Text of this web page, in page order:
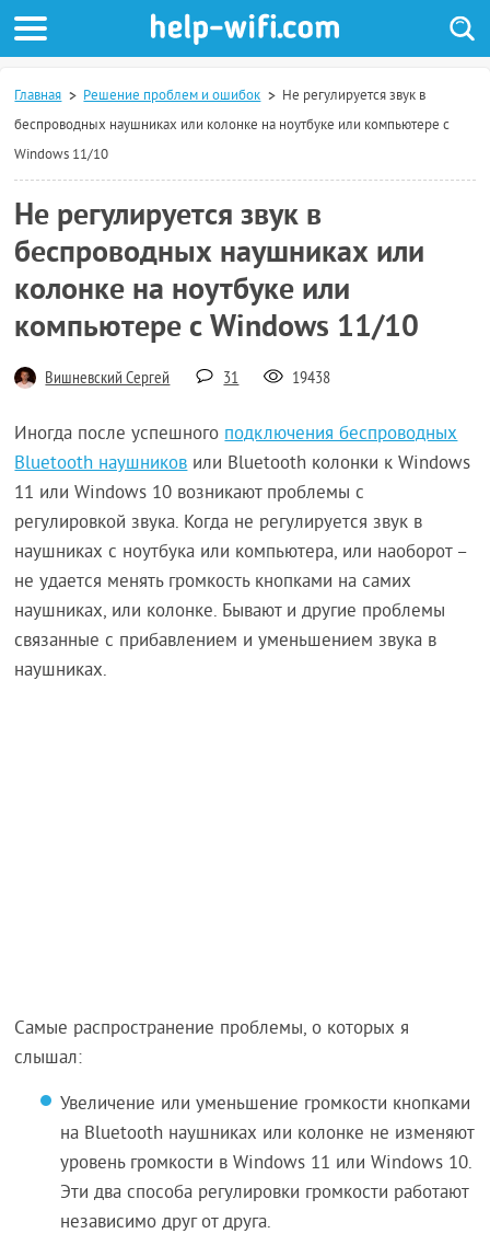
Главная Решение проблем и ошибок
Не регулируется звук в
беспроводных наушниках или колонке на ноутбуке или компьютере с
Windows 11/10
Не регулируется звук в
беспроводных наушниках или
колонке на ноутбуке или
компьютере с Windows 11/10
Вишневский Сергей 31 19438
Иногда после успешногоподключения беспроводных
Bluetooth наушниковили Bluetooth колонки к Windows
11 или Windows 10 возникают проблемы с
регулировкой звука. Когда не регулируется звук в
наушниках с ноутбука или компьютера, или наоборот –
не удается менять громкость кнопками на самих
наушниках, или колонке. Бывают и другие проблемы
связанные с прибавлением и уменьшением звука в
наушниках.
Самые распространение проблемы, о которых я
слышал:
Увеличение или уменьшение громкости кнопками
на Bluetooth наушниках или колонке не изменяют
уровень громкости в Windows 11 или Windows 10.
Эти два способа регулировки громкости работают
независимо друг от друга.